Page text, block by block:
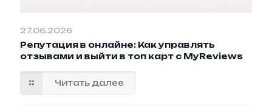
27.06.2026
Репутация в онлайне: Как управлять
отзывами и выйти в топ карт с MyReviews
Читать далее